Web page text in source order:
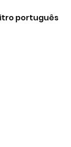
português